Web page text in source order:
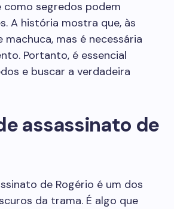
como segredos podem
A história mostra que, às
machuca, mas é necessária
Portanto, é essencial
e buscar a verdadeira
assassinato de
de Rogério é um dos
da trama. É algo que